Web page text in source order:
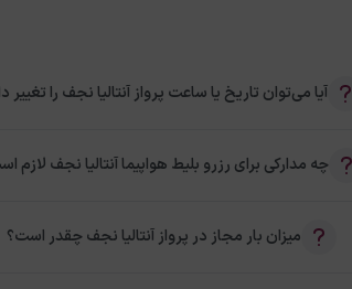
آیا می‌توان تاریخ یا ساعت پرواز آنتالیا نجف را تغییر
چه مدارکی برای رزرو بلیط هواپیما آنتالیا نجف لازم
میزان بار مجاز در پرواز آنتالیا نجف چقدر است؟